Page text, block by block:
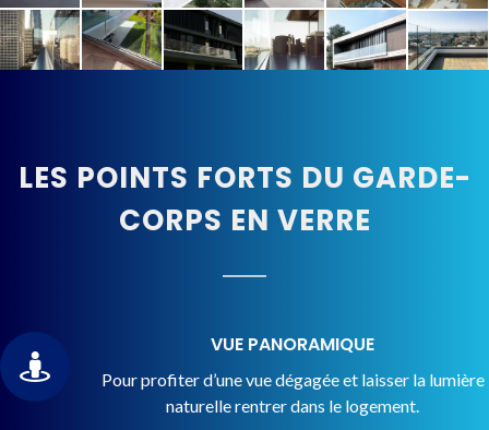
LES POINTS FORTS DU GARDE-
CORPS EN VERRE
VUE PANORAMIQUE
Pour profiter d’une vue dégagée et laisser la lumière
naturelle rentrer dans le logement.